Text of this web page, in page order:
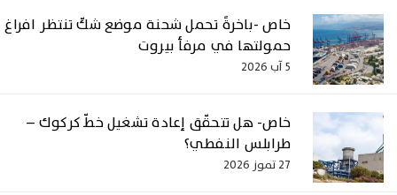
من نحن
البحث
عن:
خاص -باخرةً تحمل شحنة موضع شكّ تنتظر افراغ
حمولتها في مرفأ بيروت
5 آب 2026
خاص- هل تتحقّق إعادة تشغيل خطّ كركوك –
طرابلس النفطي؟
27 تموز 2026